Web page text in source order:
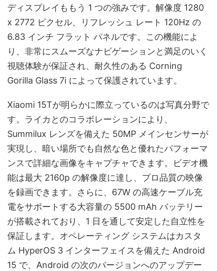
ディスプレイももう 1 つの強みです。解像度 1280
x 2772 ピクセル、リフレッシュ レート 120Hz の
6.83 インチ フラット パネルです。この機能によ
り、非常にスムーズなナビゲーションと満足のいく
視聴体験が保証され、耐久性のある Corning
Gorilla Glass 7i によって保護されています。
Xiaomi 15Tが明らかに際立っているのは写真分野で
す。ライカとのコラボレーションにより、
Summilux レンズを備えた 50MP メインセンサーが
実現し、暗い場所でも自然な色と優れたパフォーマ
ンスで詳細な画像をキャプチャできます。ビデオ機
能は最大 2160p の解像度に達し、プロ品質の映像
を録画できます。さらに、67W の高速ケーブル充
電をサポートする大容量の 5500 mAh バッテリー
が搭載されており、1 日を通して安定した自立性を
保証します。オペレーティング システムはカスタ
ム HyperOS 3 インターフェイスを備えた Android
15 で、Android の次のバージョンへのアップデー